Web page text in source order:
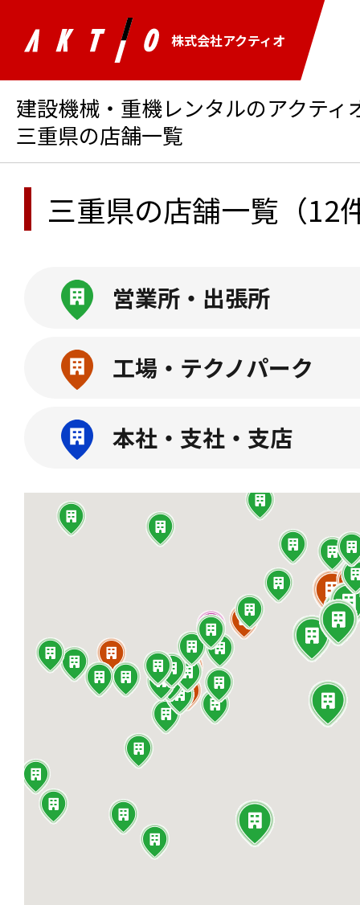
株式会社アクティオ
建設機械・重機レンタルのアクティ
三重県の店舗一覧
三重県の店舗一覧 （12
営業所・出張所
工場・テクノパーク
本社・支社・支店